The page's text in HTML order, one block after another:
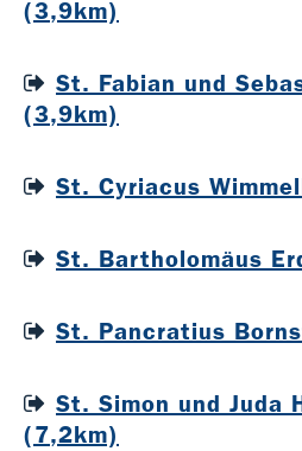
(3,9km)
St. Fabian und
(3,9km)
St. Cyriacus
St. Bartholomäus
St. Pancratius
St. Simon und Juda
(7,2km)